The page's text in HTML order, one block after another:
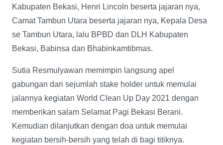
Kabupaten Bekasi, Henri Lincoln beserta jajaran nya,
Camat Tambun Utara beserta jajaran nya, Kepala Desa
se Tambun Utara, lalu BPBD dan DLH Kabupaten
Bekasi, Babinsa dan Bhabinkamtibmas.
Sutia Resmulyawan memimpin langsung apel
gabungan dari sejumlah stake holder untuk memulai
jalannya kegiatan World Clean Up Day 2021 dengan
memberikan salam Selamat Pagi Bekasi Berani.
Kemudian dilanjutkan dengan doa untuk memulai
kegiatan bersih-bersih yang telah di bagi titiknya.